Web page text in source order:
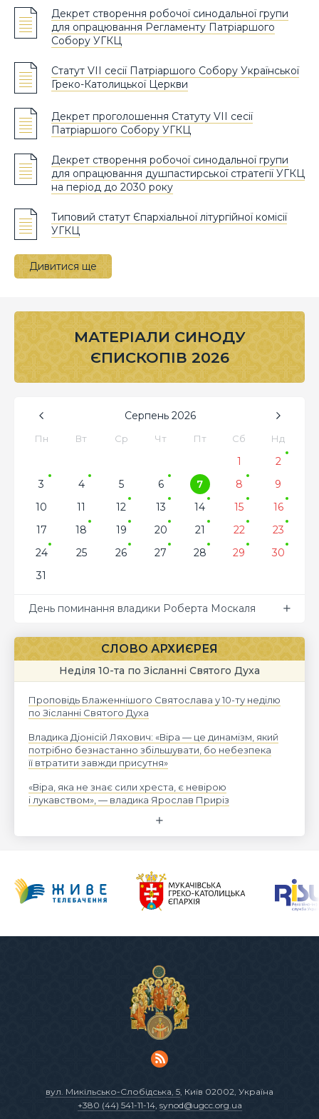
Декрет створення робочої синодальної групи
для опрацювання Регламенту Патріаршого
Собору УГКЦ
Статут VII сесії Патріаршого Собору Української
Греко-Католицької Церкви
Декрет проголошення Статуту VII сесії
Патріаршого Собору УГКЦ
Декрет створення робочої синодальної групи
для опрацювання душпастирської стратегії УГКЦ
на період до 2030 року
Типовий статут Єпархіальної літургійної комісії
УГКЦ
Дивитися ще
МАТЕРІАЛИ СИНОДУ
ЄПИСКОПІВ 2026
Серпень 2026
Пн Вт Ср Чт Пт Сб Нд
1
2
3
4 5 6 7 8
9
10
11 12 13 14 15
16
17
18 19 20 21 22
23
24
25 26 27 28 29
30
31
День поминання владики Роберта Москаля
СЛОВО АРХИЄРЕЯ
Неділя 10-та по Зісланні Святого Духа
Проповідь Блаженнішого Святослава у 10-ту неділю
по Зісланні Святого Духа
Владика Діонісій Ляхович: «Віра — це динамізм, який
потрібно безнастанно збільшувати, бо небезпека
її втратити завжди присутня»
«Віра, яка не знає сили хреста, є невірою
і лукавством», — владика Ярослав Приріз
вул. Микільсько-Слобідська, 5, Київ 02002, Україна
+380 (44) 541-11-14, synod@ugcc.org.ua